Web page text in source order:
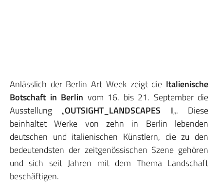
Anlässlich der Berlin Art Week zeigt die Italienische
Botschaft in Berlin vom 16. bis 21. September die
Ausstellung „OUTSIGHT_LANDSCAPES I„. Diese
beinhaltet Werke von zehn in Berlin lebenden
deutschen und italienischen Künstlern, die zu den
bedeutendsten der zeitgenössischen Szene gehören
und sich seit Jahren mit dem Thema Landschaft
beschäftigen.